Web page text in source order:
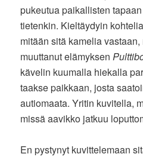
pukeutua paikallisten
tietenkin. Kieltäydyin
mitään sitä kamelia
muuttanut elämyksen
kävelin kuumalla hiekalla
taakse paikkaan, josta
autiomaata. Yritin kuvitella,
missä aavikko jatkuu
En pystynyt kuvittelemaan